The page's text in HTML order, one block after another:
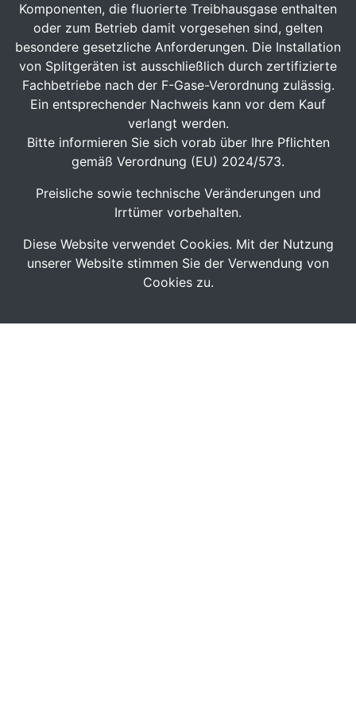
Komponenten, die fluorierte Treibhausgase enthalten
oder zum Betrieb damit vorgesehen sind, gelten
besondere gesetzliche Anforderungen. Die Installation
von Splitgeräten ist ausschließlich durch zertifizierte
Fachbetriebe nach der F-Gase-Verordnung zulässig.
Ein entsprechender Nachweis kann vor dem Kauf
verlangt werden.
Bitte informieren Sie sich vorab über Ihre Pflichten
gemäß Verordnung (EU) 2024/573.
Preisliche sowie technische Veränderungen und
Irrtümer vorbehalten.
Diese Website verwendet Cookies. Mit der Nutzung
unserer Website stimmen Sie der Verwendung von
Cookies zu.